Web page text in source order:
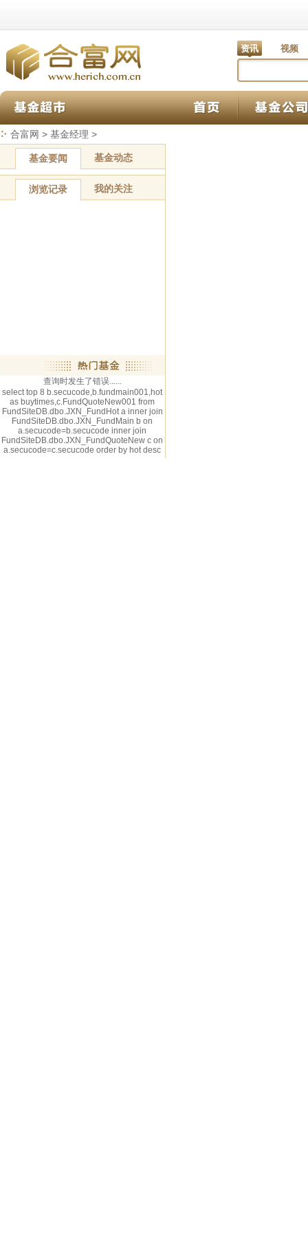
资讯 视频
合富网 > 基金经理 >
基金要闻 基金动态
浏览记录 我的关注
查询时发生了错误......
select top 8 b.secucode,b.fundmain001,hot
as buytimes,c.FundQuoteNew001 from
FundSiteDB.dbo.JXN_FundHot a inner join
FundSiteDB.dbo.JXN_FundMain b on
a.secucode=b.secucode inner join
FundSiteDB.dbo.JXN_FundQuoteNew c on
a.secucode=c.secucode order by hot desc